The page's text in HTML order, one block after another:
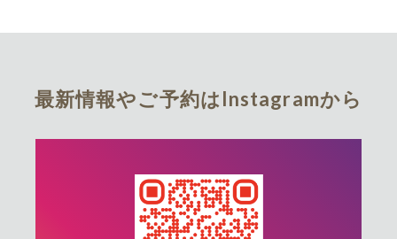
最新情報やご予約はInstagramから